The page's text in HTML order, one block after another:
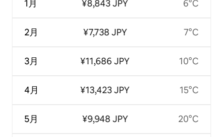
1月
2月
3月
4月
5月
¥8,843 JPY
¥7,738 JPY
¥11,686 JPY
¥13,423 JPY
¥9,948 JPY
6°C
7°C
10°C
15°C
20°C